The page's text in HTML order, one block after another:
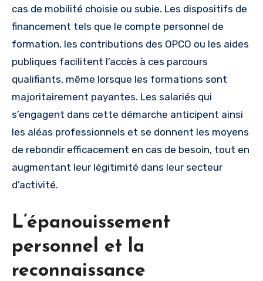
cas de mobilité choisie ou subie. Les dispositifs de
financement tels que le compte personnel de
formation, les contributions des OPCO ou les aides
publiques facilitent l’accès à ces parcours
qualifiants, même lorsque les formations sont
majoritairement payantes. Les salariés qui
s’engagent dans cette démarche anticipent ainsi
les aléas professionnels et se donnent les moyens
de rebondir efficacement en cas de besoin, tout en
augmentant leur légitimité dans leur secteur
d’activité.
L’épanouissement
personnel et la
reconnaissance